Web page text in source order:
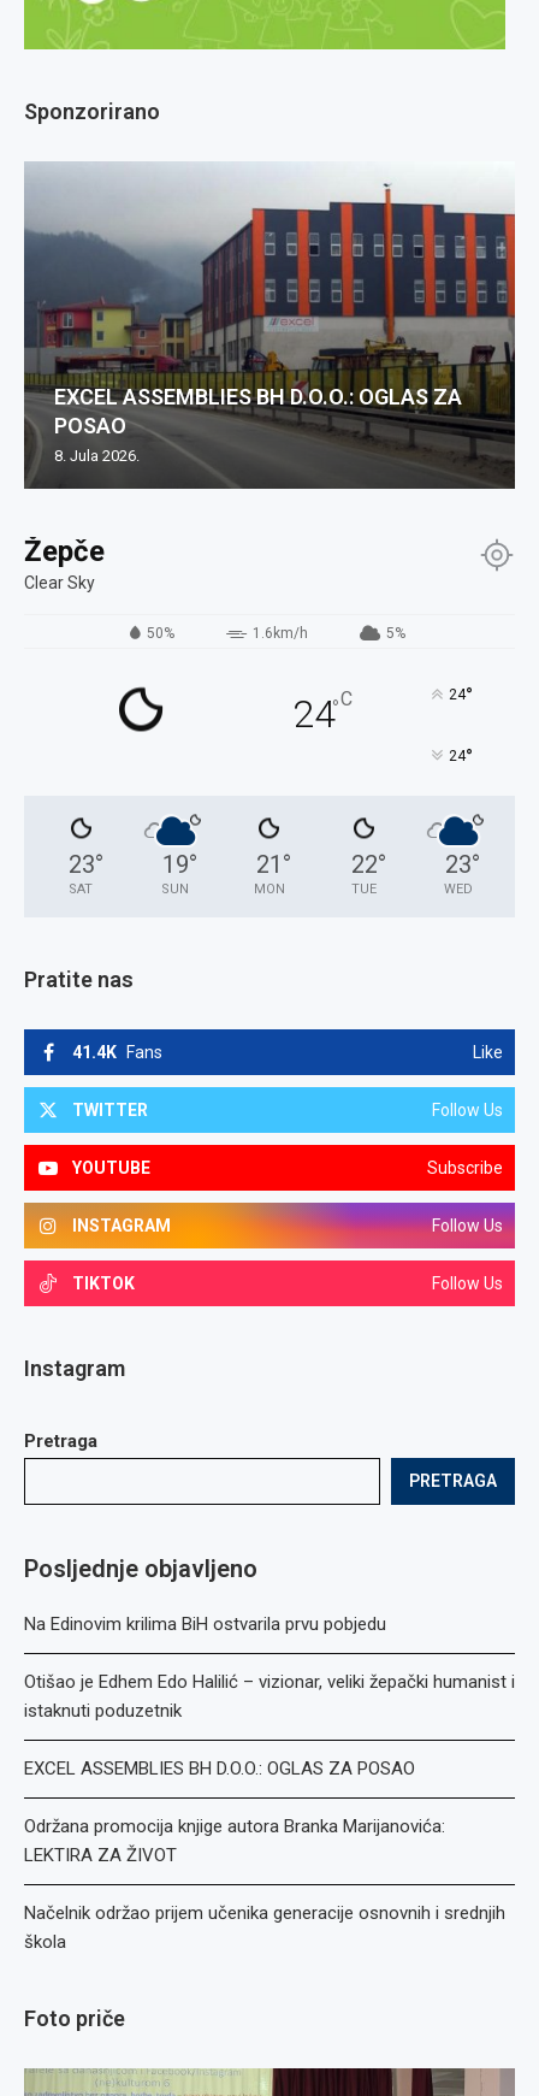
Žepče
Clear Sky
50% 1.6km/h 5%
24°C 24°
24°
23°
SAT
19°
SUN
21 °
MON
22°
TUE
23°
WED
Pratite nas
41.4K Fans Like
TWITTER Follow Us
YOUTUBE Subscribe
INSTAGRAM Follow Us
TIKTOK Follow Us
Instagram
Pretraga
PRETRAGA
Posljednje objavljeno
Na Edinovim krilima BiH ostvarila prvu pobjedu
Otišao je Edhem Edo Halilić – vizionar, veliki žepački humanist i
istaknuti poduzetnik
EXCEL ASSEMBLIES BH D.O.O.: OGLAS ZA POSAO
Održana promocija knjige autora Branka Marijanovića:
LEKTIRA ZA ŽIVOT
Načelnik održao prijem učenika generacije osnovnih i srednjih
škola
Foto priče
Sponzorirano
EXCEL ASSEMBLIES BH D.O.O.: OGLAS ZA
POSAO
8. Jula 2026.